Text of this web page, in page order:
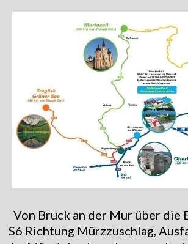
Von Bruck an der Mur über die
S6 Richtung Mürzzuschlag,